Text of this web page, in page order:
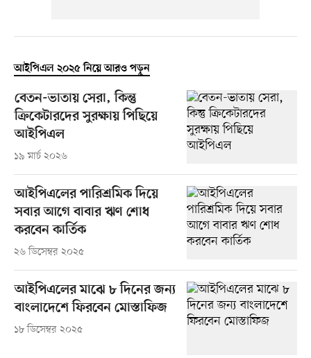
আইপিএল ২০২৫ নিয়ে আরও পড়ুন
বেতন-ভাতায় সেরা, কিন্তু
ক্রিকেটারদের সুরক্ষায় পিছিয়ে
আইপিএল
১৯ মার্চ ২০২৬
আইপিএলের পারিশ্রমিক দিয়ে
সবার আগে বাবার ঋণ শোধ
করবেন কার্তিক
২৬ ডিসেম্বর ২০২৫
আইপিএলের মাঝে ৮ দিনের জন্য
বাংলাদেশে ফিরবেন মোস্তাফিজ
১৮ ডিসেম্বর ২০২৫